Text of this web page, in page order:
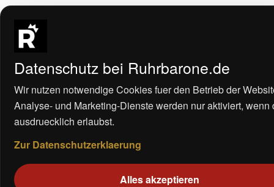
Datenschutz bei Ruhrbarone.de
Wir nutzen notwendige Cookies fuer den Betrieb der
Analyse- und Marketing-Dienste werden nur aktiviert, wenn
ausdruecklich erlaubst.
Zur Datenschutzerklaerung
Alles akzeptieren